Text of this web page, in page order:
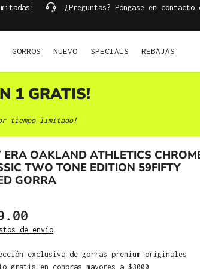
¿Preguntas? Póngase en contacto
GORROS NUEVO SPECIALS REBAJAS
1 GRATIS!
tiempo limitado!
ERA OAKLAND ATHLETICS
TWO TONE EDITION 59FIFTY
GORRA
de envío
exclusiva de gorras premium originales
gratis en compras mayores a $3000